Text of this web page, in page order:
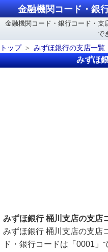
金融機関コード・銀
金融機関コード・銀行コード・支
で
トップ
みずほ銀行の支店一覧
みずほ
みずほ銀行 桶川支店の支店
みずほ銀行 桶川支店の支店
ド・銀行コードは「0001」